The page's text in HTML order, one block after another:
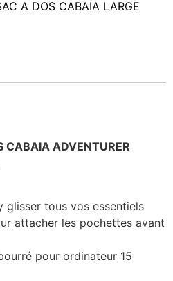
A DOS CABAIA LARGE
ADVENTURER
glisser tous vos essentiels
attacher les pochettes avant
pour ordinateur 15